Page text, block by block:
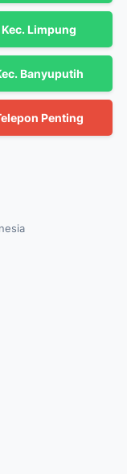
Kec. Limpung
Banyuputih
Penting